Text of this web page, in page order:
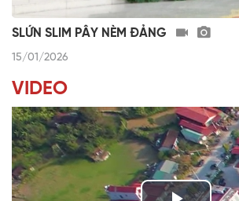
SLỨN SLIM PÂY NÈM ĐẢNG
15/01/2026
VIDEO